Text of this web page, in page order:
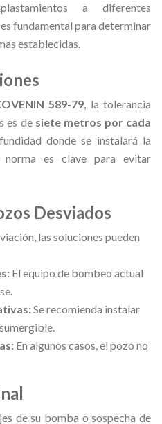
a diferentes
fundamental para determinar
establecidas.
589-79, la tolerancia
es de siete metros por cada
donde se instalará la
es clave para evitar
Desviados
las soluciones pueden
El equipo de bombeo actual
Se recomienda instalar
En algunos casos, el pozo no
de su bomba o sospecha de